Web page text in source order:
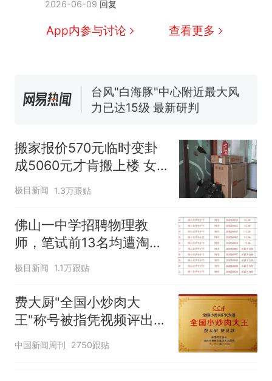
2026-06-09 回复
App内参与讨论 查看更多
因老师一句“跟我回家”改写了
人生
新 搬家报价570元，搬到楼下
协会回应
台风"白海豚"中心附近最大风
力已达15级 最新研判
试前13名均遭淘汰？教育局：
已叫停招聘，成立调查组全面
核查
笔试第一被第二名传话劝弃考
官方通报
那个在床头放菜刀的女孩，
人生
搬家报价570元临时变卦
成5060元才肯搬上楼 女
子傻眼
极目新闻 1.3万跟贴
佛山一中学招聘物理教
师，笔试前13名均遭淘
汰？教育局：已叫停招
极目新闻 1.1万跟贴
费大厨"全国小炒肉大
王"称号被指凭视频评出
官方回应
中国新闻周刊 2750跟贴